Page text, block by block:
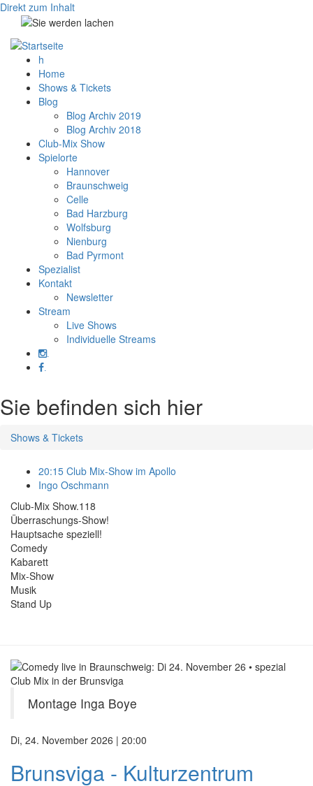
Direkt zum Inhalt
h
Home
Shows & Tickets
Blog
Blog Archiv 2019
Blog Archiv 2018
Club-Mix Show
Spielorte
Hannover
Braunschweig
Celle
Bad Harzburg
Wolfsburg
Nienburg
Bad Pyrmont
Spezialist
Kontakt
Newsletter
Stream
Live Shows
Individuelle Streams
.
Sie befinden sich hier
Shows & Tickets
20:15 Club Mix-Show im Apollo
Ingo Oschmann
Club-Mix Show.118
Überraschungs-Show!
Hauptsache speziell!
Comedy
Kabarett
Mix-Show
Musik
Stand Up
Montage Inga Boye
Di, 24. November 2026 | 20:00
Brunsviga - Kulturzentrum